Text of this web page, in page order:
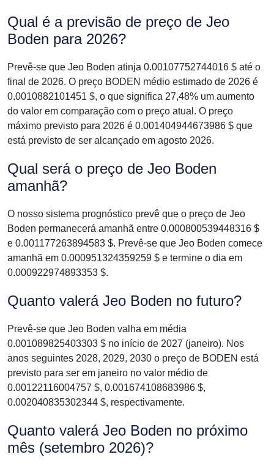
Qual é a previsão de preço de Jeo
Boden para 2026?
Prevê-se que Jeo Boden atinja 0.00107752744016 $ até o
final de 2026. O preço BODEN médio estimado de 2026 é
0.0010882101451 $, o que significa 27,48% um aumento
do valor em comparação com o preço atual. O preço
máximo previsto para 2026 é 0.001404944673986 $ que
está previsto de ser alcançado em agosto 2026.
Qual será o preço de Jeo Boden
amanhã?
O nosso sistema prognóstico prevê que o preço de Jeo
Boden permanecerá amanhã entre 0.000800539448316 $
e 0.001177263894583 $. Prevê-se que Jeo Boden comece
amanhã em 0.000951324359259 $ e termine o dia em
0.000922974893353 $.
Quanto valerá Jeo Boden no futuro?
Prevê-se que Jeo Boden valha em média
0.001089825403303 $ no início de 2027 (janeiro). Nos
anos seguintes 2028, 2029, 2030 o preço de BODEN está
previsto para ser em janeiro no valor médio de
0.00122116004757 $, 0.001674108683986 $,
0.002040835302344 $, respectivamente.
Quanto valerá Jeo Boden no próximo
mês (setembro 2026)?